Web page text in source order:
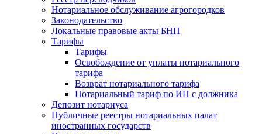
Нотариальное обслуживание агрогородков
Законодательство
Локальные правовые акты БНП
Тарифы
Тарифы
Освобождение от уплаты нотариального
тарифа
Возврат нотариального тарифа
Нотариальный тариф по ИН с должника
Депозит нотариуса
Публичные реестры нотариальных палат
иностранных государств